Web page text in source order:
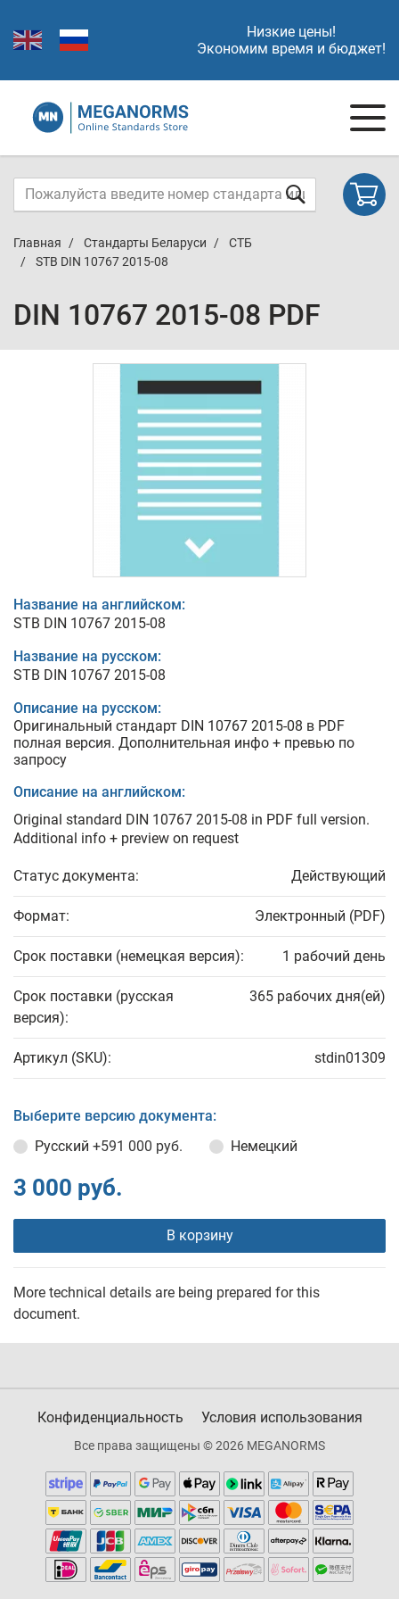
Низкие цены!
Экономим время и бюджет!
Главная Стандарты Беларуси
СТБ
STB DIN 10767 2015-08
DIN 10767 2015-08 PDF
Название на английском:
STB DIN 10767 2015-08
Название на русском:
STB DIN 10767 2015-08
Описание на русском:
Оригинальный стандарт DIN 10767 2015-08 в PDF
полная версия. Дополнительная инфо + превью по
запросу
Описание на английском:
Original standard DIN 10767 2015-08 in PDF full version.
Additional info + preview on request
Статус документа: Действующий
Формат: Электронный (PDF)
Срок поставки (немецкая версия): 1 рабочий день
Срок поставки (русская
версия):
365 рабочих дня(ей)
Артикул (SKU): stdin01309
Выберите версию документа:
Русский +591 000 руб. Немецкий
3 000 руб.
В корзину
More technical details are being prepared for this
document.
Конфиденциальность Условия использования
Все права защищены © 2026 MEGANORMS